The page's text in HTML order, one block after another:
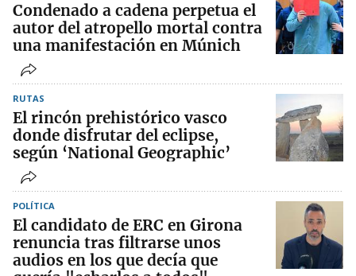
Condenado a cadena perpetua el
autor del atropello mortal contra
una manifestación en Múnich
RUTAS
El rincón prehistórico vasco
donde disfrutar del eclipse,
según ‘National Geographic’
POLÍTICA
El candidato de ERC en Girona
renuncia tras filtrarse unos
audios en los que decía que